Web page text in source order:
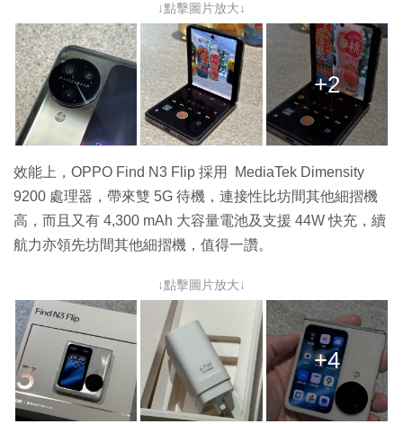
↓點擊圖片放大↓
+2
效能上，OPPO Find N3 Flip 採用 MediaTek Dimensity
9200 處理器，帶來雙 5G 待機，連接性比坊間其他細摺機
高，而且又有 4,300 mAh 大容量電池及支援 44W 快充，續
航力亦領先坊間其他細摺機，值得一讚。
↓點擊圖片放大↓
+4